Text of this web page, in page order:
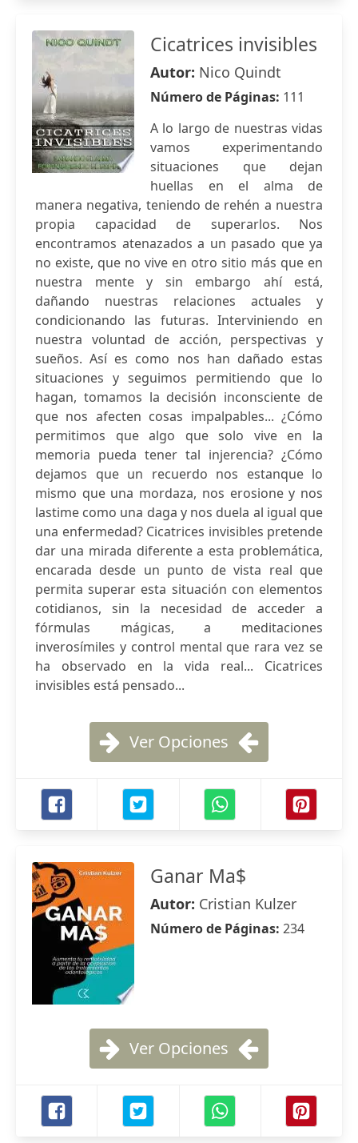
Cicatrices invisibles
Autor: Nico Quindt
Número de Páginas: 111
A lo largo de nuestras vidas
vamos experimentando
situaciones que dejan
huellas en el alma de
manera negativa, teniendo de rehén a nuestra
propia capacidad de superarlos. Nos
encontramos atenazados a un pasado que ya
no existe, que no vive en otro sitio más que en
nuestra mente y sin embargo ahí está,
dañando nuestras relaciones actuales y
condicionando las futuras. Interviniendo en
nuestra voluntad de acción, perspectivas y
sueños. Así es como nos han dañado estas
situaciones y seguimos permitiendo que lo
hagan, tomamos la decisión inconsciente de
que nos afecten cosas impalpables... ¿Cómo
permitimos que algo que solo vive en la
memoria pueda tener tal injerencia? ¿Cómo
dejamos que un recuerdo nos estanque lo
mismo que una mordaza, nos erosione y nos
lastime como una daga y nos duela al igual que
una enfermedad? Cicatrices invisibles pretende
dar una mirada diferente a esta problemática,
encarada desde un punto de vista real que
permita superar esta situación con elementos
cotidianos, sin la necesidad de acceder a
fórmulas mágicas, a meditaciones
inverosímiles y control mental que rara vez se
ha observado en la vida real... Cicatrices
invisibles está pensado...
Ver Opciones
Ganar Ma$
Autor: Cristian Kulzer
Número de Páginas: 234
Ver Opciones